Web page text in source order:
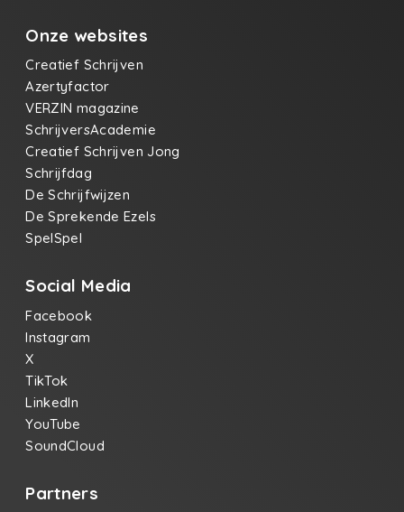
Onze websites
Creatief Schrijven
Azertyfactor
VERZIN magazine
SchrijversAcademie
Creatief Schrijven Jong
Schrijfdag
De Schrijfwijzen
De Sprekende Ezels
SpelSpel
Social Media
Facebook
Instagram
X
TikTok
LinkedIn
YouTube
SoundCloud
Partners